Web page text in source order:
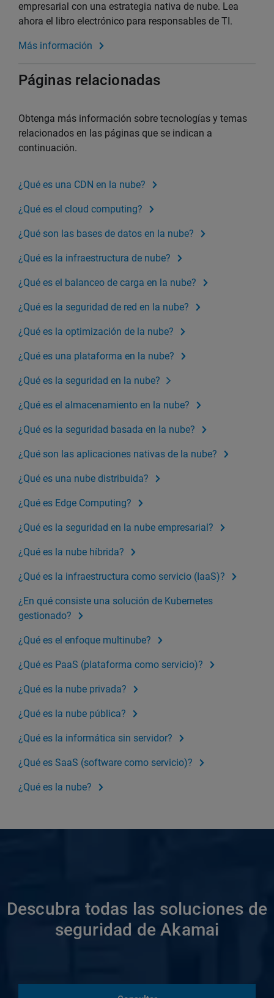
empresarial con una estrategia nativa de nube. Lea
ahora el libro electrónico para responsables de TI.
Más información
Páginas relacionadas
Obtenga más información sobre tecnologías y temas
relacionados en las páginas que se indican a
continuación.
¿Qué es una CDN en la nube?
¿Qué es el cloud computing?
¿Qué son las bases de datos en la nube?
¿Qué es la infraestructura de nube?
¿Qué es el balanceo de carga en la nube?
¿Qué es la seguridad de red en la nube?
¿Qué es la optimización de la nube?
¿Qué es una plataforma en la nube?
¿Qué es la seguridad en la nube?
¿Qué es el almacenamiento en la nube?
¿Qué es la seguridad basada en la nube?
¿Qué son las aplicaciones nativas de la nube?
¿Qué es una nube distribuida?
¿Qué es Edge Computing?
¿Qué es la seguridad en la nube empresarial?
¿Qué es la nube híbrida?
¿Qué es la infraestructura como servicio (IaaS)?
¿En qué consiste una solución de Kubernetes
gestionado?
¿Qué es el enfoque multinube?
¿Qué es PaaS (plataforma como servicio)?
¿Qué es la nube privada?
¿Qué es la nube pública?
¿Qué es la informática sin servidor?
¿Qué es SaaS (software como servicio)?
¿Qué es la nube?
Descubra todas las soluciones de
seguridad de Akamai